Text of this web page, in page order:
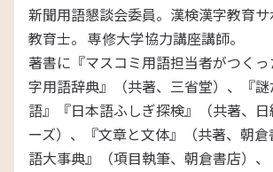
新聞用語懇談会委員。漢検漢字教育
教育士。 専修大学協力講座講師。
著書に『マスコミ用語担当者がつくっ
字用語辞典』（共著、三省堂）、『
語』『日本語ふしぎ探検』（共著、日
ーズ）、『文章と文体』（共著、朝
語大事典』（項目執筆、朝倉書店）